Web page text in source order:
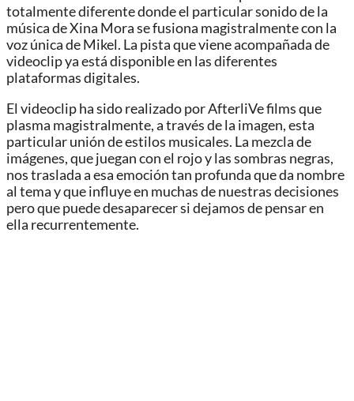
totalmente diferente donde el particular sonido de la
música de Xina Mora se fusiona magistralmente con la
voz única de Mikel. La pista que viene acompañada de
videoclip ya está disponible en las diferentes
plataformas digitales.
El videoclip ha sido realizado por AfterliVe films que
plasma magistralmente, a través de la imagen, esta
particular unión de estilos musicales. La mezcla de
imágenes, que juegan con el rojo y las sombras negras,
nos traslada a esa emoción tan profunda que da nombre
al tema y que influye en muchas de nuestras decisiones
pero que puede desaparecer si dejamos de pensar en
ella recurrentemente.